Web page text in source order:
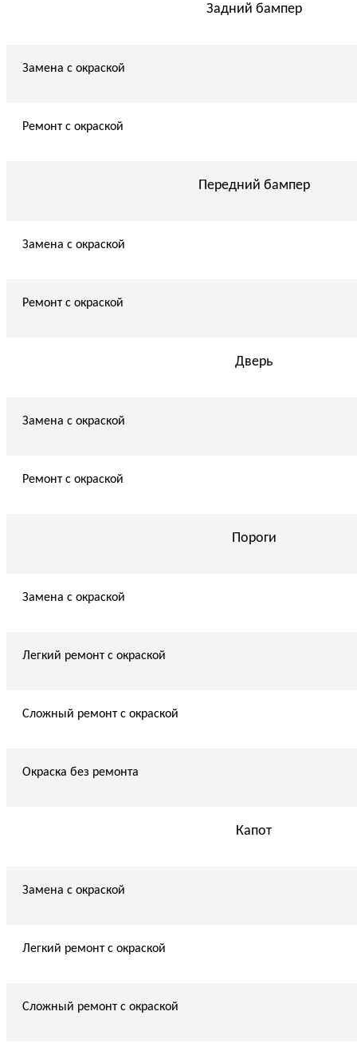
Задний бампер
Замена с окраской
Ремонт с окраской
Передний бампер
Замена с окраской
Ремонт с окраской
Дверь
Замена с окраской
Ремонт с окраской
Пороги
Замена с окраской
Легкий ремонт с окраской
Сложный ремонт с окраской
Окраска без ремонта
Капот
Замена с окраской
Легкий ремонт с окраской
Сложный ремонт с окраской